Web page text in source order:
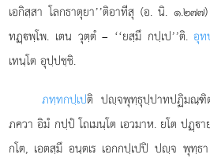
เอกิสฺสา โลกธาตุยา’’ติอาทีสุ (อ. นิ. ๑.๒๗
ทฏฺพฺโพ. เตน วุตฺตํ – ‘‘ยสฺมึ กปฺเป’’ติ.อุ
เทนฺโต อุปฺปชฺชิ.
ภทฺทกปฺเปติ ปฺจพุทฺธุปฺปาทปฏิมณฺฑิ
ภควา อิมํ กปฺปํ โถเมนฺโต เอวมาห. ยโต ปฏฺ
กโต, เอตสฺมึ อนฺตเร เอกกปฺเปปิ ปฺจ พุทฺ